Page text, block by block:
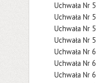
Uchwała Nr
Uchwała Nr
Uchwała Nr
Uchwała Nr
Uchwała Nr
Uchwała Nr
Uchwała Nr